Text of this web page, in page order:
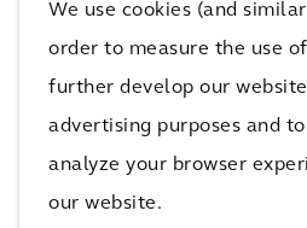
We use cookies (and
order to measure the use
further develop our
advertising purposes and
analyze your browser
our website.
verschillende disciplines in
grootschalige Vervaning &
hen betekende.